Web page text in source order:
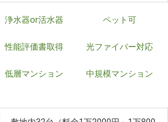
浄水器or活水器 ペット可
性能評価書取得 光ファイバー対応
低層マンション 中規模マンション